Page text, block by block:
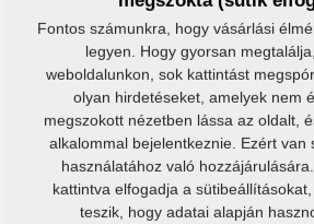
Fontos számunkra, hogy vásárlási
legyen. Hogy gyorsan
weboldalunkon, sok kattintást
olyan hirdetéseket, amelyek nem
megszokott nézetben lássa az oldalt,
alkalommal bejelentkeznie. Ezért van
használatához való hozzájárulására.
kattintva elfogadja a
teszik, hogy adatai alapján